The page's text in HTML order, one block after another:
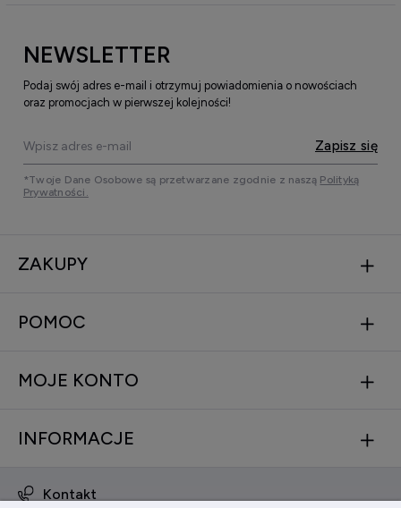
NEWSLETTER
Podaj swój adres e-mail i otrzymuj powiadomienia o nowościach
oraz promocjach w pierwszej kolejności!
Zapisz się
*Twoje Dane Osobowe są przetwarzane zgodnie z naszą Polityką
Prywatności.
ZAKUPY
POMOC
MOJE KONTO
INFORMACJE
Kontakt